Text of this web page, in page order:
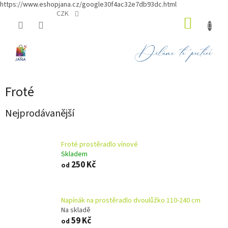
https://www.eshopjana.cz/google30f4ac32e7db93dc.html
CZK
Froté
Nejprodávanější
Froté prostěradlo vínové
Skladem
od 250 Kč
Napínák na prostěradlo dvoulůžko 110-240 cm
Na skladě
od 59 Kč